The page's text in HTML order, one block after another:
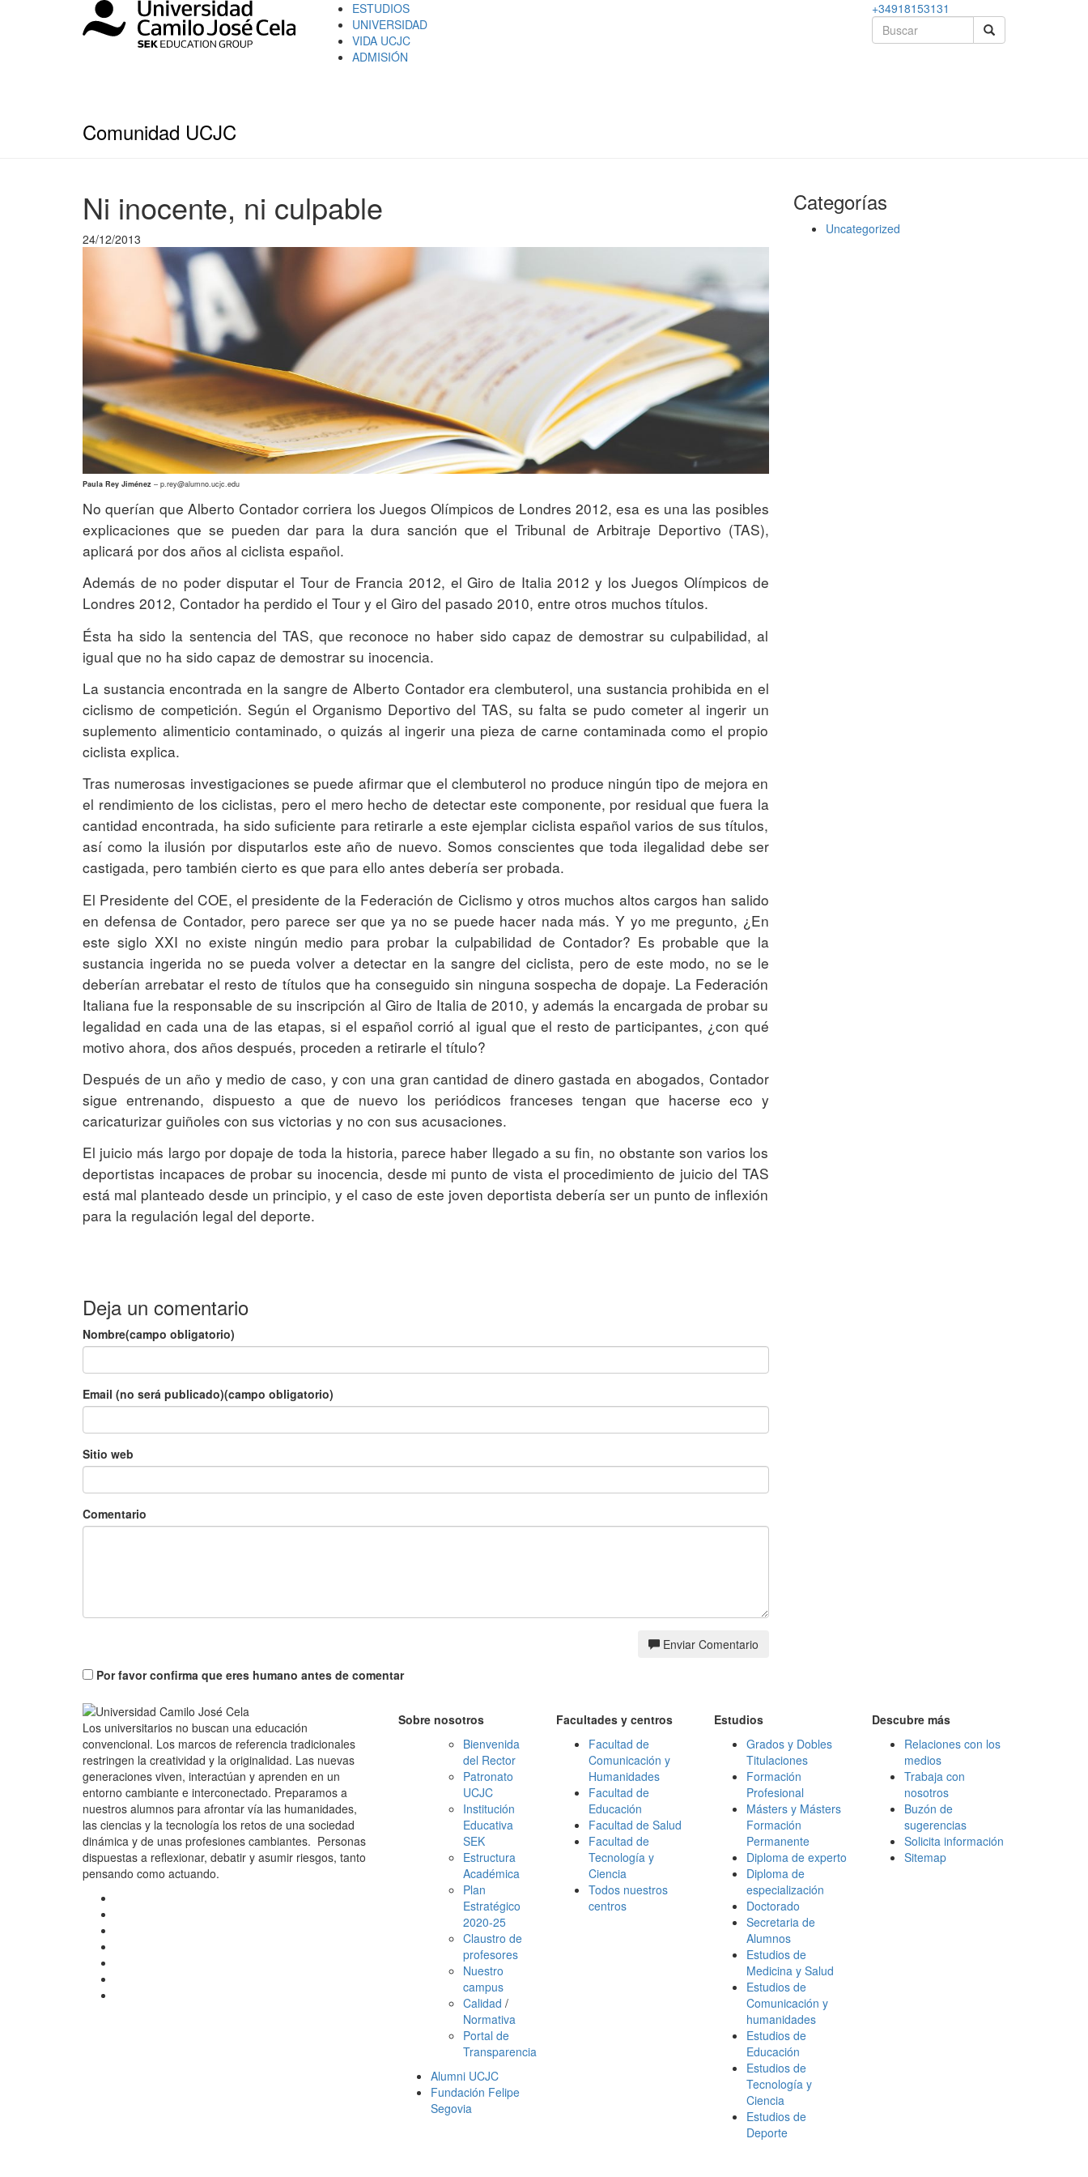
ESTUDIOS
UNIVERSIDAD
VIDA UCJC
ADMISIÓN
+34918153131
Comunidad UCJC
Ni inocente, ni culpable
24/12/2013
Paula Rey Jiménez – p.rey@alumno.ucjc.edu
No querían que Alberto Contador corriera los Juegos Olímpicos de Londres 2012, esa es una las posibles
explicaciones que se pueden dar para la dura sanción que el Tribunal de Arbitraje Deportivo (TAS),
aplicará por dos años al ciclista español.
Además de no poder disputar el Tour de Francia 2012, el Giro de Italia 2012 y los Juegos Olímpicos de
Londres 2012, Contador ha perdido el Tour y el Giro del pasado 2010, entre otros muchos títulos.
Ésta ha sido la sentencia del TAS, que reconoce no haber sido capaz de demostrar su culpabilidad, al
igual que no ha sido capaz de demostrar su inocencia.
La sustancia encontrada en la sangre de Alberto Contador era clembuterol, una sustancia prohibida en el
ciclismo de competición. Según el Organismo Deportivo del TAS, su falta se pudo cometer al ingerir un
suplemento alimenticio contaminado, o quizás al ingerir una pieza de carne contaminada como el propio
ciclista explica.
Tras numerosas investigaciones se puede afirmar que el clembuterol no produce ningún tipo de mejora en
el rendimiento de los ciclistas, pero el mero hecho de detectar este componente, por residual que fuera la
cantidad encontrada, ha sido suficiente para retirarle a este ejemplar ciclista español varios de sus títulos,
así como la ilusión por disputarlos este año de nuevo. Somos conscientes que toda ilegalidad debe ser
castigada, pero también cierto es que para ello antes debería ser probada.
El Presidente del COE, el presidente de la Federación de Ciclismo y otros muchos altos cargos han salido
en defensa de Contador, pero parece ser que ya no se puede hacer nada más. Y yo me pregunto, ¿En
este siglo XXI no existe ningún medio para probar la culpabilidad de Contador? Es probable que la
sustancia ingerida no se pueda volver a detectar en la sangre del ciclista, pero de este modo, no se le
deberían arrebatar el resto de títulos que ha conseguido sin ninguna sospecha de dopaje. La Federación
Italiana fue la responsable de su inscripción al Giro de Italia de 2010, y además la encargada de probar su
legalidad en cada una de las etapas, si el español corrió al igual que el resto de participantes, ¿con qué
motivo ahora, dos años después, proceden a retirarle el título?
Después de un año y medio de caso, y con una gran cantidad de dinero gastada en abogados, Contador
sigue entrenando, dispuesto a que de nuevo los periódicos franceses tengan que hacerse eco y
caricaturizar guiñoles con sus victorias y no con sus acusaciones.
El juicio más largo por dopaje de toda la historia, parece haber llegado a su fin, no obstante son varios los
deportistas incapaces de probar su inocencia, desde mi punto de vista el procedimiento de juicio del TAS
está mal planteado desde un principio, y el caso de este joven deportista debería ser un punto de inflexión
para la regulación legal del deporte.
Deja un comentario
Nombre(campo obligatorio)
Email (no será publicado)(campo obligatorio)
Sitio web
Comentario
Enviar Comentario
Por favor confirma que eres humano antes de comentar
Categorías
Uncategorized
Los universitarios no buscan una educación
convencional. Los marcos de referencia tradicionales
restringen la creatividad y la originalidad. Las nuevas
generaciones viven, interactúan y aprenden en un
entorno cambiante e interconectado. Preparamos a
nuestros alumnos para afrontar vía las humanidades,
las ciencias y la tecnología los retos de una sociedad
dinámica y de unas profesiones cambiantes. Personas
dispuestas a reflexionar, debatir y asumir riesgos, tanto
pensando como actuando.
Sobre nosotros
Bienvenida
del Rector
Patronato
UCJC
Institución
Educativa
SEK
Estructura
Académica
Plan
Estratégico
2020-25
Claustro de
profesores
Nuestro
campus
Calidad /
Normativa
Portal de
Transparencia
Alumni UCJC
Fundación Felipe
Segovia
Facultades y centros
Facultad de
Comunicación y
Humanidades
Facultad de
Educación
Facultad de Salud
Facultad de
Tecnología y
Ciencia
Todos nuestros
centros
Estudios
Grados y Dobles
Titulaciones
Formación
Profesional
Másters y Másters
Formación
Permanente
Diploma de experto
Diploma de
especialización
Doctorado
Secretaria de
Alumnos
Estudios de
Medicina y Salud
Estudios de
Comunicación y
humanidades
Estudios de
Educación
Estudios de
Tecnología y
Ciencia
Estudios de
Deporte
Descubre más
Relaciones con los
medios
Trabaja con
nosotros
Buzón de
sugerencias
Solicita información
Sitemap